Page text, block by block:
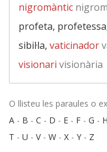
nigromàntic
profeta,
sibil·la, vaticinador
visionari visionària
O llisteu les paraules o
A - B - C - D - E - F - G - H
T - U - V- W - X - Y - Z